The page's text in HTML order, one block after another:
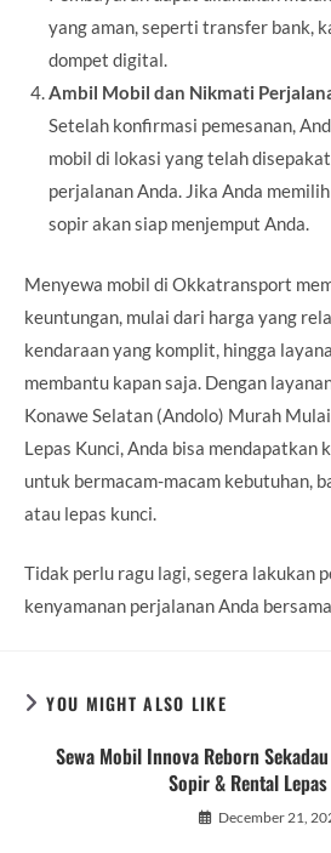
yang aman, seperti transfer bank,
dompet digital.
Ambil Mobil dan Nikmati
Setelah konfirmasi pemesanan,
mobil di lokasi yang telah
perjalanan Anda. Jika Anda
sopir akan siap menjemput Anda.
Menyewa mobil di Okkatransport
keuntungan, mulai dari harga yang
kendaraan yang komplit, hingga
membantu kapan saja. Dengan
Konawe Selatan (Andolo) Murah
Lepas Kunci, Anda bisa mendapatkan
untuk bermacam-macam kebutuhan,
atau lepas kunci.
Tidak perlu ragu lagi, segera lakukan
kenyamanan perjalanan Anda
YOU MIGHT ALSO LIKE
Sewa Mobil Innova Reborn
Sopir & Rental
December 21,